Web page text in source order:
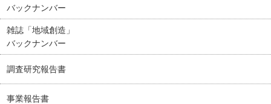
バックナンバー
雑誌「地域創造」
バックナンバー
調査研究報告書
事業報告書